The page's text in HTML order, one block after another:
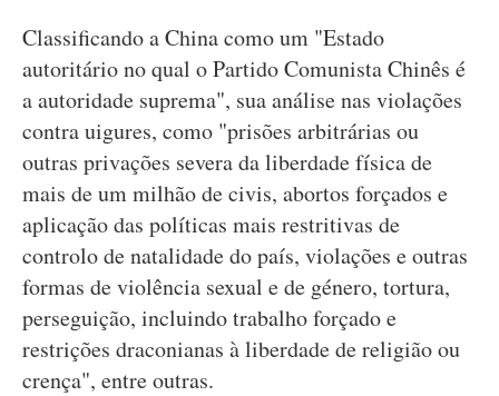
Classificando a China como um "Estado
autoritário no qual o Partido Comunista Chinês é
a autoridade suprema", sua análise nas violações
contra uigures, como "prisões arbitrárias ou
outras privações severa da liberdade física de
mais de um milhão de civis, abortos forçados e
aplicação das políticas mais restritivas de
controlo de natalidade do país, violações e outras
formas de violência sexual e de género, tortura,
perseguição, incluindo trabalho forçado e
restrições draconianas à liberdade de religião ou
crença", entre outras.